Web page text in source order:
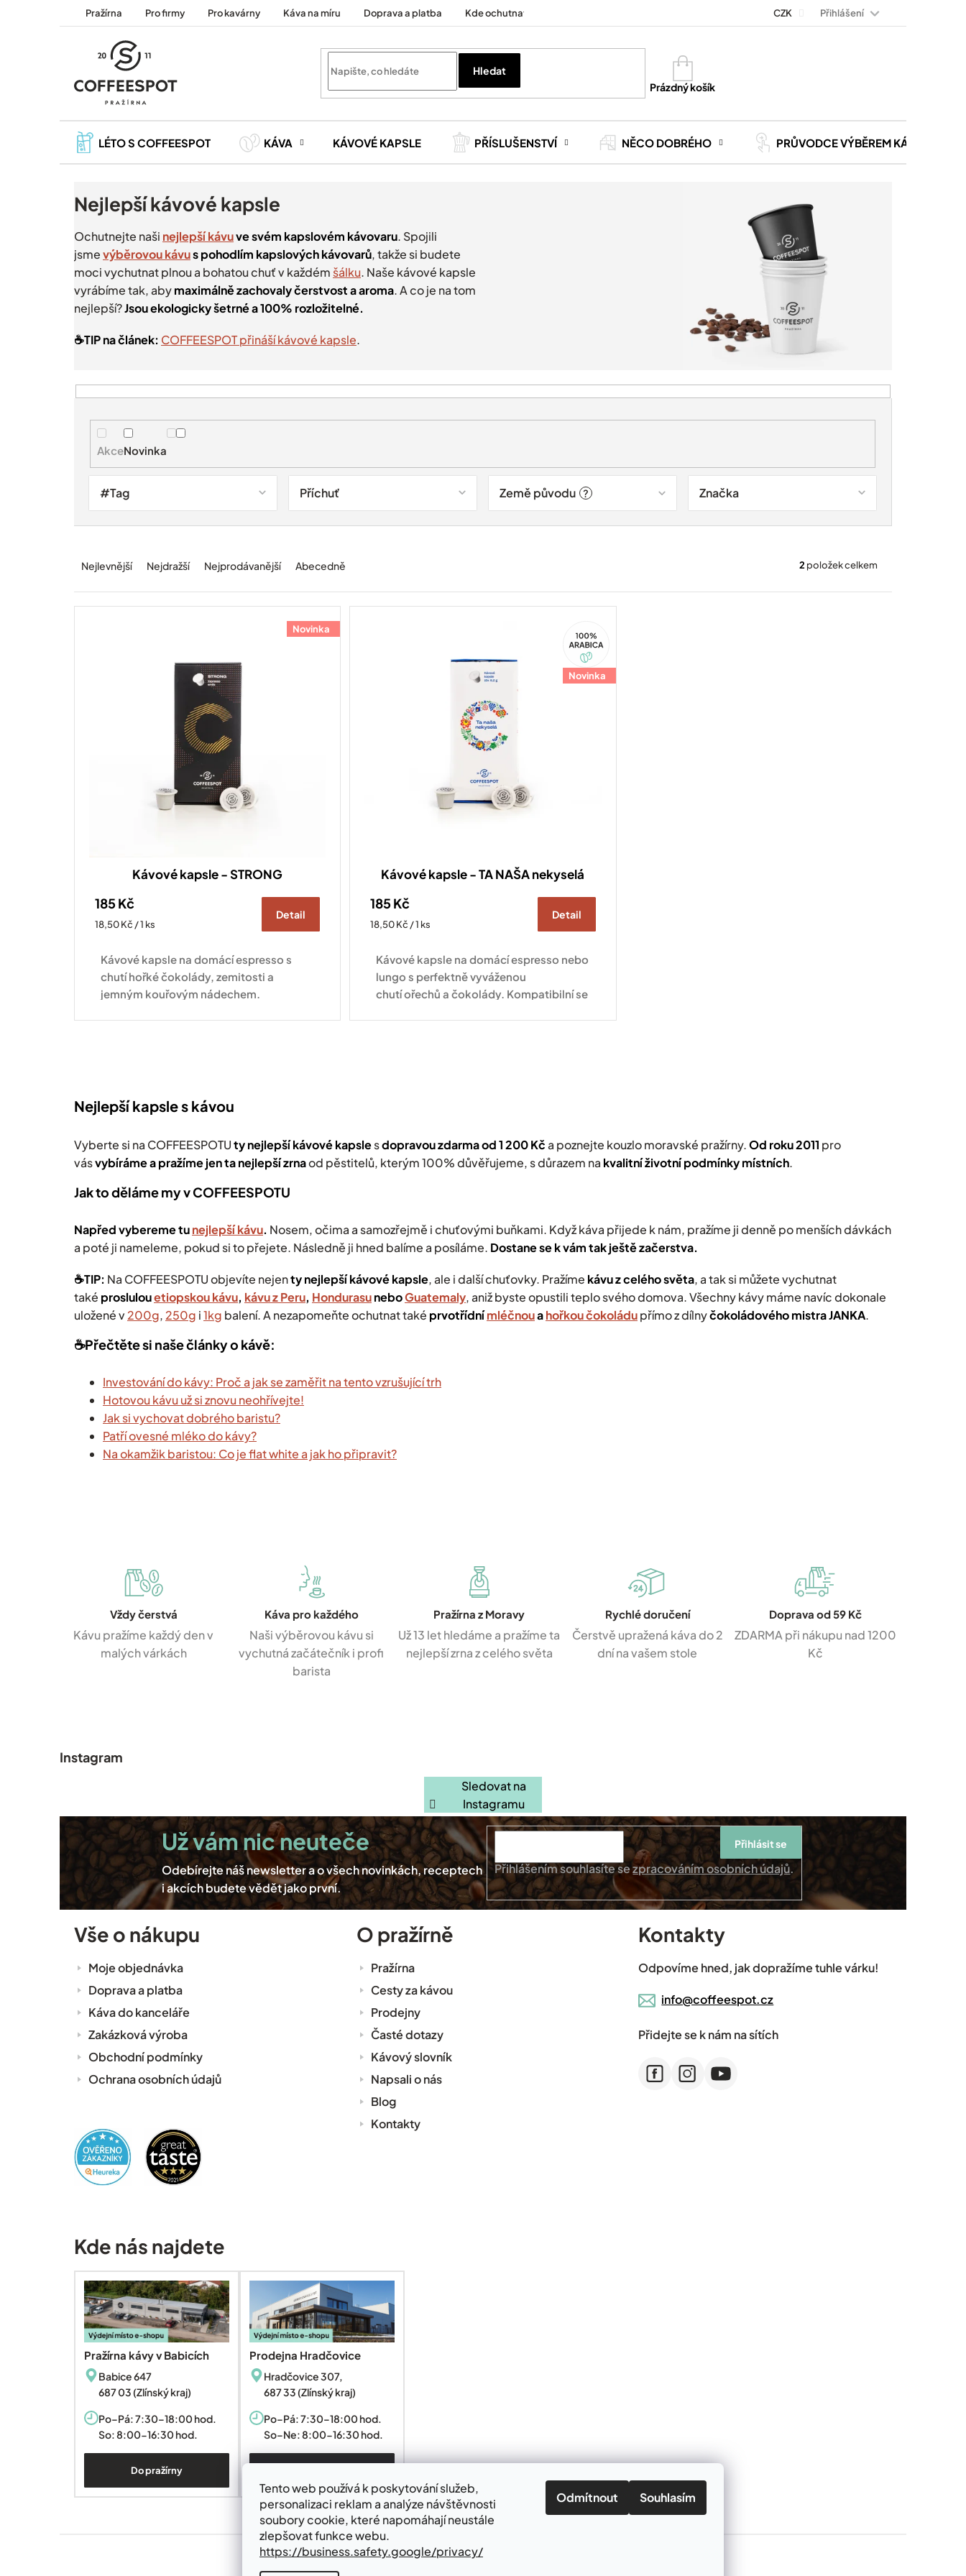
Tento web používá k poskytování služeb,
personalizaci reklam a analýze návštěvnosti
soubory cookie, které napomáhají neustále
zlepšovat funkce webu.
https://business.safety.google/privacy/
Odmítnout Souhlasím
Pražírna Pro firmy Pro kavárny Káva na míru Doprava a platba Kde ochutnat Kontakt Kariéra
CZK Přihlášení
Hledat
Nákupní
košík
Prázdný košík
LÉTO S COFFEESPOT KÁVA KÁVOVÉ KAPSLE PŘÍSLUŠENSTVÍ NĚCO DOBRÉHO PRŮVODCE VÝBĚREM KÁVY
Nejlepší kávové kapsle
Ochutnejte naši nejlepší kávuve svém kapslovém kávovaru. Spojili
jsmevýběrovou kávus pohodlím kapslových kávovarů, takže si budete
moci vychutnat plnou a bohatou chuť v každém šálku. Naše kávové kapsle
vyrábíme tak, abymaximálnězachovaly čerstvost a aroma. A co je na tom
nejlepší?Jsou ekologicky šetrné a 100% rozložitelné.
☕️TIP na článek: COFFEESPOT přináší kávové kapsle.
e
n
Nejlevnější Nejdražší Nejprodávanější Abecedně 2položek celkem
AkceNovinka
#Tag Příchuť Země původu ? Značka
V
Novinka
Kávové kapsle - STRONG
185 Kč
Měrná
18,50 Kč / 1 ks
Detail
Kávové kapsle na domácí espresso s
chutí hořké čokolády, zemitosti a
jemným kouřovým nádechem.
Novinka
Arabica
Kávové kapsle - TA NAŠA nekyselá
185 Kč
Měrná
18,50 Kč / 1 ks
Detail
Kávové kapsle na domácí espresso nebo
lungo s perfektně vyváženou
chutí ořechů a čokolády. Kompatibilní se
p
r
ý
p
s
u
Nejlepší kapsle s kávou
Vyberte si na COFFEESPOTUty nejlepšíkávové kapslesdopravou zdarma od 1 200 Kča poznejte kouzlo moravské pražírny.Od roku 2011 pro
vásvybíráme a pražíme jen ta nejlepší zrnaod pěstitelů, kterým 100% důvěřujeme, s důrazem na kvalitní životní podmínky místních.
Jak to děláme my v COFFEESPOTU
Napřed vybereme tunejlepší kávu. Nosem, očima a samozřejmě i chuťovými buňkami. Když káva přijede k nám, pražíme ji denně po menších dávkách
a poté ji nameleme, pokud si to přejete. Následně ji hned balíme a posíláme. Dostane se k vám tak ještě začerstva.
☕️TIP: Na COFFEESPOTU objevíte nejenty nejlepší kávové kapsle, ale i další chuťovky. Pražíme kávu z celého světa, a tak si můžete vychutnat
také proslulouetiopskou kávu, kávu z Peru, HondurasuneboGuatemaly, aniž byste opustili teplo svého domova. Všechny kávy máme navíc dokonale
uložené v200g,250g i1kg balení. A nezapomeňte ochutnat také prvotřídnímléčnouahořkou čokoládupřímo z dílnyčokoládového mistra JANKA.
☕️Přečtěte si naše články o kávě:
Investování do kávy: Proč a jak se zaměřit na tento vzrušující trh
Hotovou kávu už si znovu neohřívejte!
Jak si vychovat dobrého baristu?
Patří ovesné mléko do kávy?
Na okamžik baristou: Co je flat white a jak ho připravit?
Vždy čerstvá
Kávu pražíme každý den v
malých várkách
Káva pro každého
Naši výběrovou kávu si
vychutná začátečník i profi
barista
Pražírna z Moravy
Už 13 let hledáme a pražíme ta
nejlepší zrna z celého světa
Rychlé doručení
Čerstvě upražená káva do 2
dní na vašem stole
Doprava od 59 Kč
ZDARMA při nákupu nad 1200
Kč
Instagram
Sledovat na
Instagramu
Přihlášením souhlasíte sezpracováním osobních údajů.
Přihlásit se
Vše o nákupu
Moje objednávka
Doprava a platba
Káva do kanceláře
Zakázková výroba
Obchodní podmínky
Ochrana osobních údajů
O pražírně
Pražírna
Cesty za kávou
Prodejny
Časté dotazy
Kávový slovník
Napsali o nás
Blog
Kontakty
Kontakty
Odpovíme hned, jak dopražíme tuhle várku!
info@coffeespot.cz
Přidejte se k nám na sítích
Kde nás najdete
Pražírna kávy v Babicích
Babice 647
687 03 (Zlínský kraj)
Po–Pá: 7:30–18:00 hod.
So: 8:00-16:30 hod.
Do pražírny
Prodejna Hradčovice
Hradčovice 307,
687 33 (Zlínský kraj)
Po–Pá: 7:30–18:00 hod.
So–Ne: 8:00-16:30 hod.
Vytvořil Shoptet